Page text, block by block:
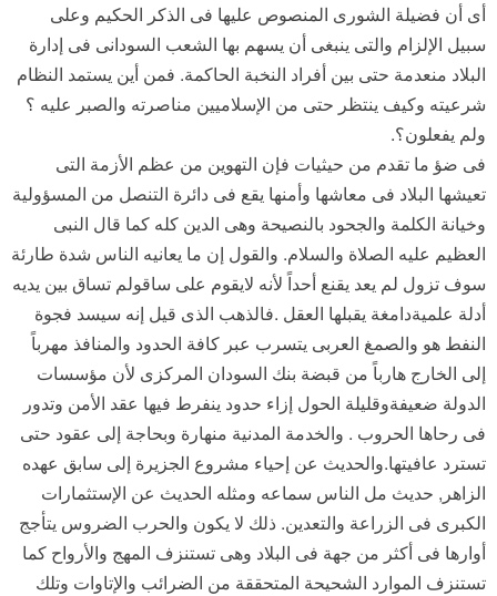
أى أن فضيلة الشورى المنصوص عليها فى الذكر الحكيم وعلى
سبيل الإلزام والتى ينبغى أن يسهم بها الشعب السودانى فى إدارة
البلاد منعدمة حتى بين أفراد النخبة الحاكمة. فمن أين يستمد النظام
شرعيته وكيف ينتظر حتى من الإسلاميين مناصرته والصبر عليه ؟
ولم يفعلون؟.
فى ضؤ ما تقدم من حيثيات فإن التهوين من عظم الأزمة التى
تعيشها البلاد فى معاشها وأمنها يقع فى دائرة التنصل من المسؤولية
وخيانة الكلمة والجحود بالنصيحة وهى الدين كله كما قال النبى
العظيم عليه الصلاة والسلام. والقول إن ما يعانيه الناس شدة طارئة
سوف تزول لم يعد يقنع أحداً لأنه لايقوم على ساقولم تساق بين يديه
أدلة علميةدامغة يقبلها العقل .فالذهب الذى قيل إنه سيسد فجوة
النفط هو والصمغ العربى يتسرب عبر كافة الحدود والمنافذ مهرباً
إلى الخارج هارباً من قبضة بنك السودان المركزى لأن مؤسسات
الدولة ضعيفةوقليلة الحول إزاء حدود ينفرط فيها عقد الأمن وتدور
فى رحاها الحروب . والخدمة المدنية منهارة وبحاجة إلى عقود حتى
تسترد عافيتها.والحديث عن إحياء مشروع الجزيرة إلى سابق عهده
الزاهر, حديث مل الناس سماعه ومثله الحديث عن الإستثمارات
الكبرى فى الزراعة والتعدين. ذلك لا يكون والحرب الضروس يتأجج
أوارها فى أكثر من جهة فى البلاد وهى تستنزف المهج والأرواح كما
تستنزف الموارد الشحيحة المتحققة من الضرائب والإتاوات وتلك